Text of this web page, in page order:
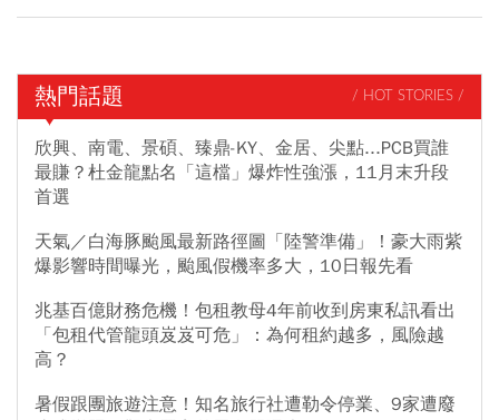
熱門話題 / HOT STORIES /
欣興、南電、景碩、臻鼎-KY、金居、尖點...PCB買誰
最賺？杜金龍點名「這檔」爆炸性強漲，11月末升段
首選
天氣／白海豚颱風最新路徑圖「陸警準備」！豪大雨紫
爆影響時間曝光，颱風假機率多大，10日報先看
兆基百億財務危機！包租教母4年前收到房東私訊看出
「包租代管龍頭岌岌可危」：為何租約越多，風險越
高？
暑假跟團旅遊注意！知名旅行社遭勒令停業、9家遭廢